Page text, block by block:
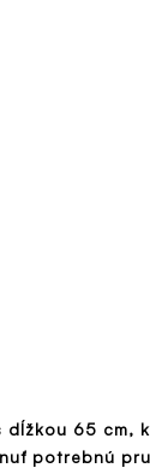
65 cm,
potrebnú